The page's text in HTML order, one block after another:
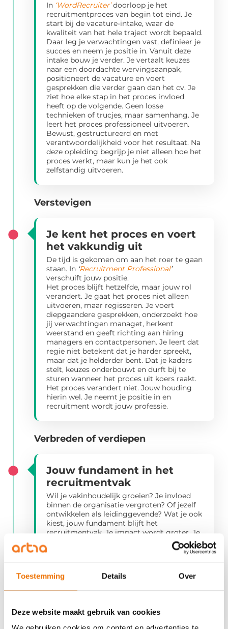
Toestemming Details Over
Deze website maakt gebruik van cookies
In ‘WordRecruiter’ doorloop je het
recruitmentproces van begin tot eind. Je
start bij de vacature-intake, waar de
kwaliteit van het hele traject wordt bepaald.
Daar leg je verwachtingen vast, definieer je
succes en neem je positie in. Vanuit deze
intake bouw je verder. Je vertaalt keuzes
naar een doordachte wervingsaanpak,
positioneert de vacature en voert
gesprekken die verder gaan dan het cv. Je
ziet hoe elke stap in het proces invloed
heeft op de volgende. Geen losse
technieken of trucjes, maar samenhang. Je
leert het proces professioneel uitvoeren.
Bewust, gestructureerd en met
verantwoordelijkheid voor het resultaat. Na
deze opleiding begrijp je niet alleen hoe het
proces werkt, maar kun je het ook
zelfstandig uitvoeren.
Verstevigen
Je kent het proces en voert
het vakkundig uit
De tijd is gekomen om aan het roer te gaan
staan. In ‘Recruitment Professional’
verschuift jouw positie.
Het proces blijft hetzelfde, maar jouw rol
verandert. Je gaat het proces niet alleen
uitvoeren, maar regisseren. Je voert
diepgaandere gesprekken, onderzoekt hoe
jij verwachtingen managet, herkent
weerstand en geeft richting aan hiring
managers en contactpersonen. Je leert dat
regie niet betekent dat je harder spreekt,
maar dat je helderder bent. Dat je kaders
stelt, keuzes onderbouwt en durft bij te
sturen wanneer het proces uit koers raakt.
Het proces verandert niet. Jouw houding
hierin wel. Je neemt je positie in en
recruitment wordt jouw professie.
Verbreden of verdiepen
Jouw fundament in het
recruitmentvak
Wil je vakinhoudelijk groeien? Je invloed
binnen de organisatie vergroten? Of jezelf
ontwikkelen als leidinggevende? Wat je ook
kiest, jouw fundament blijft het
recruitmentvak. Je impact wordt groter. Je
commerciële doelstellingen en
organisatieontwikkeling. Misschien begeleid
Recruitment kent meerdere routes en elke
volgende stap zet in leiderschap